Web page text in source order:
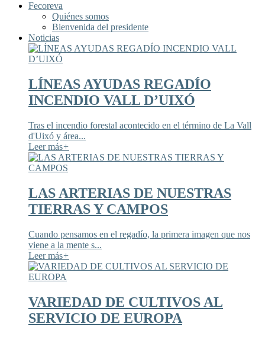
Fecoreva
Quiénes somos
Bienvenida del presidente
Noticias
LÍNEAS AYUDAS REGADÍO
INCENDIO VALL D’UIXÓ
Tras el incendio forestal acontecido en el término de La Vall
d'Uixó y área...
Leer más+
LAS ARTERIAS DE NUESTRAS
TIERRAS Y CAMPOS
Cuando pensamos en el regadío, la primera imagen que nos
viene a la mente s...
Leer más+
VARIEDAD DE CULTIVOS AL
SERVICIO DE EUROPA